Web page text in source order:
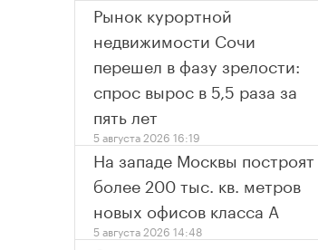
Рынок курортной
недвижимости Сочи
перешел в фазу зрелости:
спрос вырос в 5,5 раза за
пять лет
5 августа 2026 16:19
На западе Москвы построят
более 200 тыс. кв. метров
новых офисов класса А
5 августа 2026 14:48